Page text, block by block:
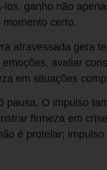
ganho não
certo.
atravessada gera
avaliar
em situações
pausa. O impulso
firmeza em
é protelar;